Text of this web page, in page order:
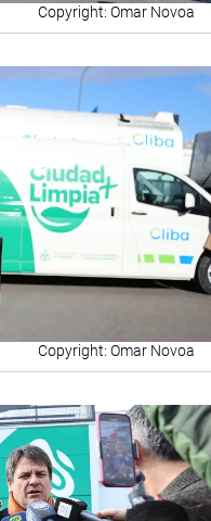
Omar Novoa
Omar Novoa